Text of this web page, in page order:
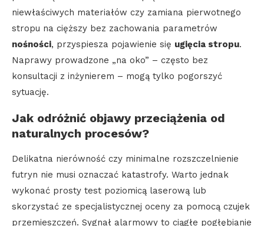
niewłaściwych materiałów czy zamiana pierwotnego
stropu na cięższy bez zachowania parametrów
nośności, przyspiesza pojawienie się ugięcia stropu.
Naprawy prowadzone „na oko” – często bez
konsultacji z inżynierem – mogą tylko pogorszyć
sytuację.
Jak odróżnić objawy przeciążenia od
naturalnych procesów?
Delikatna nierówność czy minimalne rozszczelnienie
futryn nie musi oznaczać katastrofy. Warto jednak
wykonać prosty test poziomicą laserową lub
skorzystać ze specjalistycznej oceny za pomocą czujek
przemieszczeń. Sygnał alarmowy to ciągłe pogłębianie